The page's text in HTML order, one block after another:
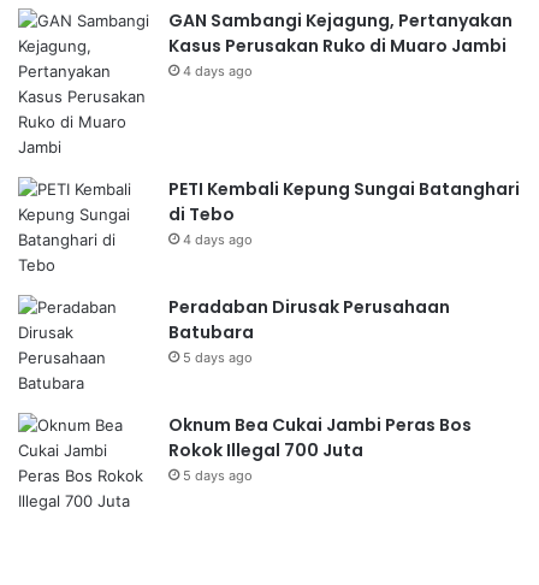
GAN Sambangi Kejagung, Pertanyakan
Kasus Perusakan Ruko di Muaro Jambi
4 days ago
PETI Kembali Kepung Sungai Batanghari
di Tebo
4 days ago
Peradaban Dirusak Perusahaan
Batubara
5 days ago
Oknum Bea Cukai Jambi Peras Bos
Rokok Illegal 700 Juta
5 days ago